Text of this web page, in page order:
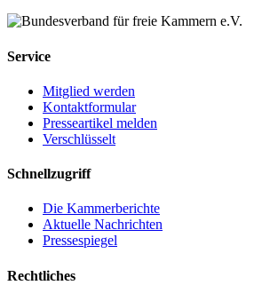
Service
Mitglied werden
Kontaktformular
Presseartikel melden
Verschlüsselt
Schnellzugriff
Die Kammerberichte
Aktuelle Nachrichten
Pressespiegel
Rechtliches